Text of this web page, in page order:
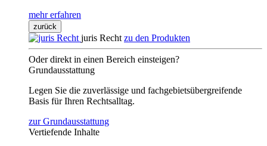
mehr erfahren
zurück
juris Recht zu den Produkten
Oder direkt in einen Bereich einsteigen?
Grundausstattung
Legen Sie die zuverlässige und fachgebietsübergreifende
Basis für Ihren Rechtsalltag.
zur Grundausstattung
Vertiefende Inhalte